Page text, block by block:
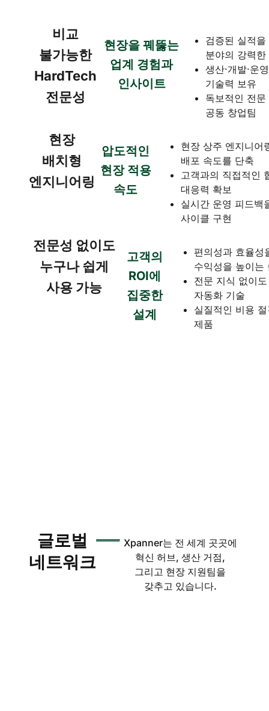
비교
불가능한
HardTech
전문성
현장을 꿰뚫는
업계 경험과
인사이트
검증된 실적
분야의 강력한
생산·개발·운
기술력 보유
독보적인 전
공동 창업팀
현장
배치형
엔지니어링
압도적인
현장 적용
속도
현장 상주 엔지니어
배포 속도를 단축
고객과의 직접적인
대응력 확보
실시간 운영 피드백
사이클 구현
전문성 없이도
누구나 쉽게
사용 가능
고객의
ROI에
집중한
설계
편의성과 효율성
수익성을 높이는
전문 지식 없이
자동화 기술
실질적인 비용
제품
글로벌
네트워크
Xpanner는 전 세계 곳곳에
혁신 허브, 생산 거점,
그리고 현장 지원팀을
갖추고 있습니다.